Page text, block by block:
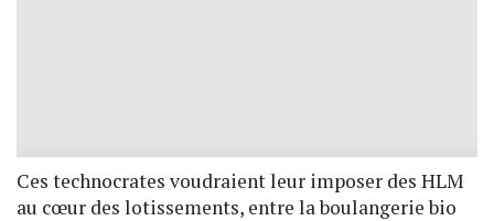
Ces technocrates voudraient leur imposer des HLM
au cœur des lotissements, entre la boulangerie bio